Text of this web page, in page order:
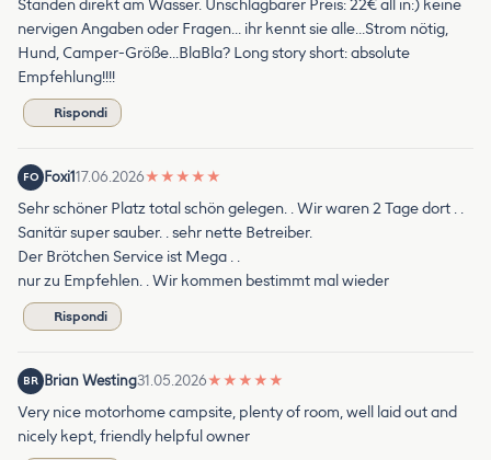
Standen direkt am Wasser. Unschlagbarer Preis: 22€ all in:) keine
nervigen Angaben oder Fragen… ihr kennt sie alle…Strom nötig,
Hund, Camper-Größe…BlaBla? Long story short: absolute
Empfehlung!!!!
Rispondi
FO Foxi117.06.2026★ ★ ★ ★ ★
Sehr schöner Platz total schön gelegen. . Wir waren 2 Tage dort . .
Sanitär super sauber. . sehr nette Betreiber.
Der Brötchen Service ist Mega . .
nur zu Empfehlen. . Wir kommen bestimmt mal wieder
Rispondi
BR Brian Westing31.05.2026★ ★ ★ ★ ★
Very nice motorhome campsite, plenty of room, well laid out and
nicely kept, friendly helpful owner